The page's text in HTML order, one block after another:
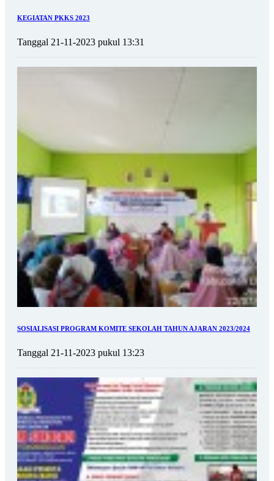
KEGIATAN PKKS 2023
Tanggal 21-11-2023 pukul 13:31
SOSIALISASI PROGRAM KOMITE SEKOLAH TAHUN AJARAN 2023/2024
Tanggal 21-11-2023 pukul 13:23